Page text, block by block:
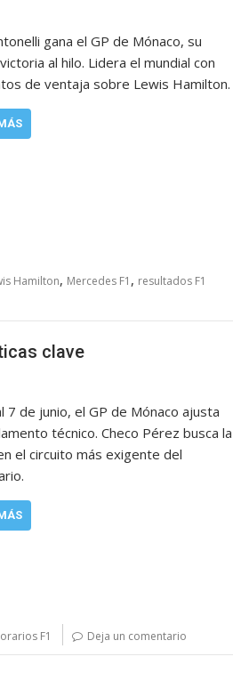
gana el GP de Mónaco, su
al hilo. Lidera el mundial con
de ventaja sobre Lewis Hamilton.
Hamilton, Mercedes F1 , resultados F1
clave
7 de junio, el GP de Mónaco ajusta
técnico. Checo Pérez busca la
el circuito más exigente del
F1 Deja un comentario